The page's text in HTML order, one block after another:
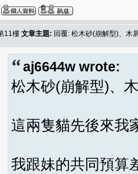
11樓 文章主題: 回覆: 松木砂(崩解型)、木
aj6644w wrote:
松木砂(崩解型)、
這兩隻貓先後來我
我跟妹的共同預算